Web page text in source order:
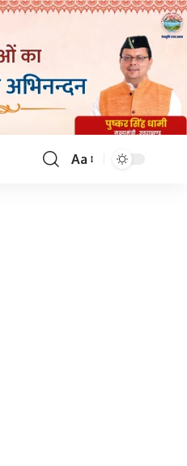
Font
Aa